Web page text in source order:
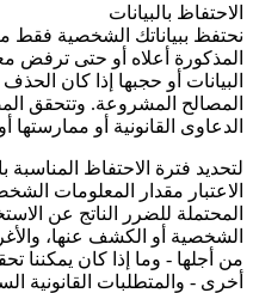
الاحتفاظ بالبيانات
نحتفظ ببياناتك الشخصية فقط
المذكورة أعلاه أو حتى ترفض
البيانات أو حجبها إذا كان
المصالح المشروعة. وتتحقق
الدعاوى القانونية أو ممارستها
لتحديد فترة الاحتفاظ
الاعتبار مقدار المعلومات
المحتملة للضرر الناتج عن
الشخصية أو الكشف عنها،
من أجلها - وما إذا كان يمكننا
أخرى - والمتطلبات القانونية